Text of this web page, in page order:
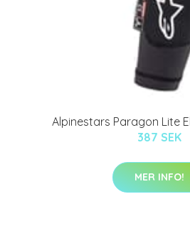
Alpinestars Paragon Lite
387 SEK
MER INFO!